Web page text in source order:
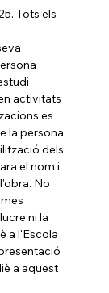
Tots els
activitats
es
la persona
dels
el nom i
No
ni la
a l'Escola
a aquest